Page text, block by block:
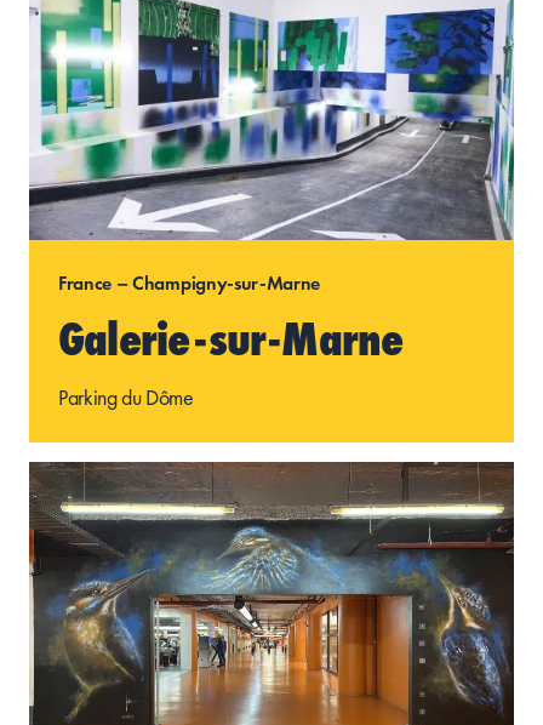
France – Champigny-sur-Marne
Galerie-sur-Marne
Parking du Dôme